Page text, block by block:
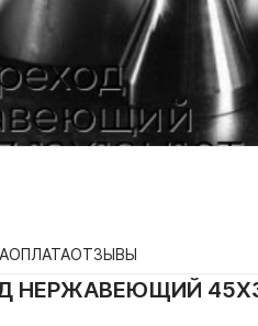
ОПЛАТАОТЗЫВЫ
НЕРЖАВЕЮЩИЙ